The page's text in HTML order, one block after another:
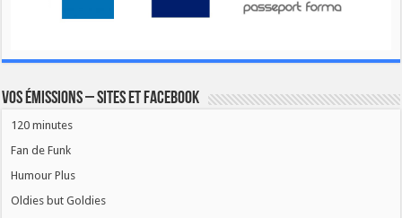
Vos émissions – Sites et Facebook
120 minutes
Fan de Funk
Humour Plus
Oldies but Goldies